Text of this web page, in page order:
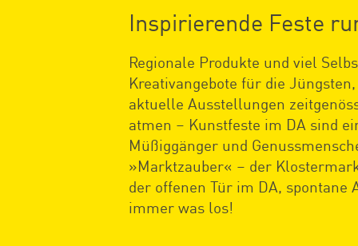
Inspirierende Feste
Regionale Produkte und viel
Kreativangebote für die
aktuelle Ausstellungen
atmen – Kunstfeste im DA sind
Müßiggänger und
»Marktzauber« – der
der offenen Tür im DA,
immer was los!